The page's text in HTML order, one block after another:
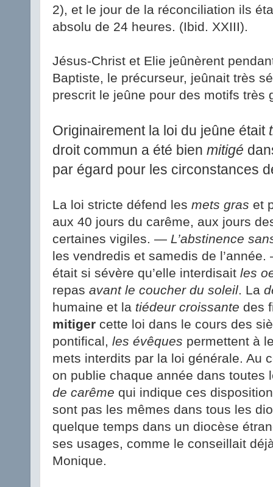
2), et le jour de la réconciliation ils
absolu de 24 heures. (Ibid. XXIII).
Jésus-Christ et Elie jeûnèrent
Baptiste, le précurseur, jeûnait très
prescrit le jeûne pour des motifs très
Originairement la loi du jeûne était
droit commun a été bien mitigé
par égard pour les circonstances
La loi stricte défend les mets gras et
aux 40 jours du carême, aux jours
certaines vigiles. — L’abstinence
les vendredis et samedis de
était si sévère qu’elle interdisait les
repas avant le coucher du soleil. La
humaine et la tiédeur croissante des
mitiger cette loi dans le cours des
pontifical, les évêques permettent à
mets interdits par la loi générale. Au
on publie chaque année dans toutes
de carême qui indique ces
sont pas les mêmes dans tous les
quelque temps dans un diocèse
ses usages, comme le conseillait
Monique.